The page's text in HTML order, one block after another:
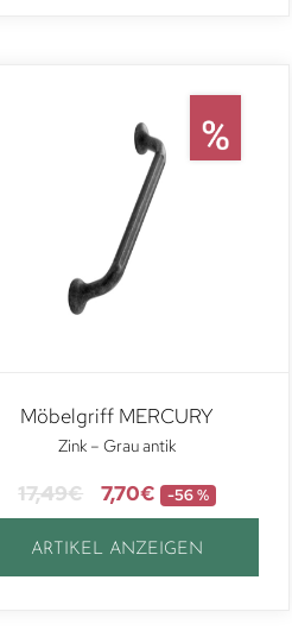
Möbelgriff MERCURY
Zink – Grau antik
17,49€ 7,70€ -56 %
ARTIKEL ANZEIGEN